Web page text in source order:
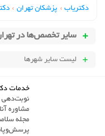
دکتریاب › پزشکان تهران ›
سایر تخصص‌ها در
لیست سایر شهرها
خدمات
نوبت‌دهی
مشاوره
مجله